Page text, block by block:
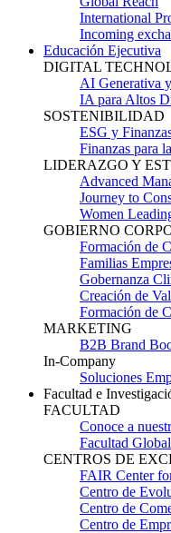
International
Incoming
Educación Ejecutiva
DIGITAL
AI Generativa
IA para Altos
SOSTENIBILIDAD
ESG y
Finanzas para
LIDERAZGO Y
Advanced
Journey to
Women
GOBIERNO
Formación de
Familias
Gobernanza
Creación de
Formación de
MARKETING
B2B Brand
In-Company
Soluciones
Facultad e
FACULTAD
Conoce a
Facultad Global
CENTROS DE
FAIR Center
Centro de
Centro de
Centro de